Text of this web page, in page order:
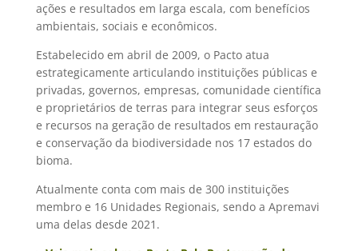
ações e resultados em larga escala, com benefícios
ambientais, sociais e econômicos.
Estabelecido em abril de 2009, o Pacto atua
estrategicamente articulando instituições públicas e
privadas, governos, empresas, comunidade científica
e proprietários de terras para integrar seus esforços
e recursos na geração de resultados em restauração
e conservação da biodiversidade nos 17 estados do
bioma.
Atualmente conta com mais de 300 instituições
membro e 16 Unidades Regionais, sendo a Apremavi
uma delas desde 2021.